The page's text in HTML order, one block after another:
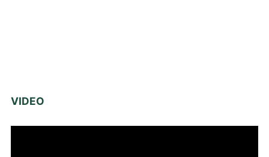
VIDEO